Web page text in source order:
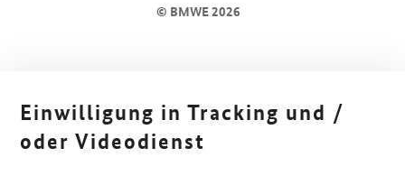
© BMWE 2026
Einwilligung in Tracking und /
oder Videodienst